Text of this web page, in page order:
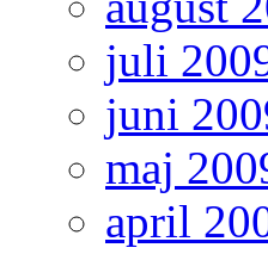
juli
juni
maj
april